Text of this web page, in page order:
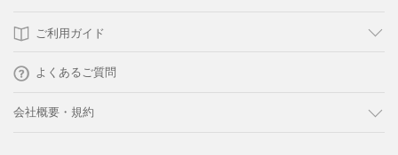
ご利用ガイド
よくあるご質問
会社概要・規約